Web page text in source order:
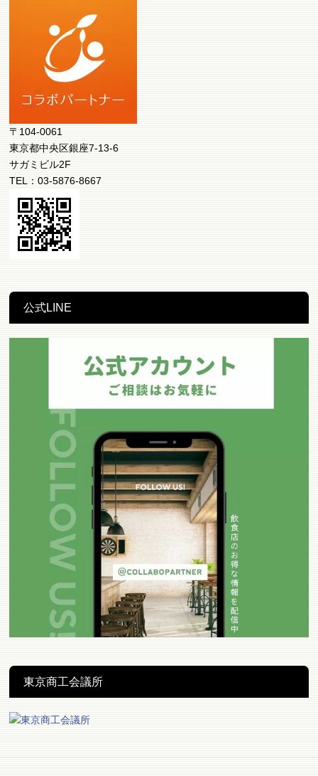
〒104-0061
東京都中央区銀座7-13-6
サガミビル2F
TEL：03-5876-8667
公式LINE
東京商工会議所